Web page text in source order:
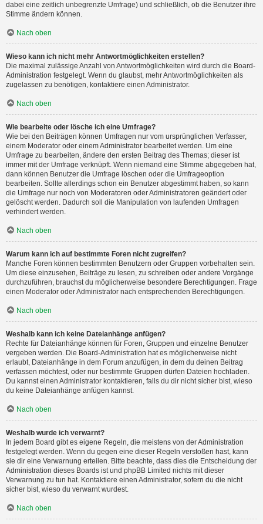
dabei eine zeitlich unbegrenzte Umfrage) und schließlich, ob die Benutzer ihre
Stimme ändern können.
Nach oben
Wieso kann ich nicht mehr Antwortmöglichkeiten erstellen?
Die maximal zulässige Anzahl von Antwortmöglichkeiten wird durch die Board-
Administration festgelegt. Wenn du glaubst, mehr Antwortmöglichkeiten als
zugelassen zu benötigen, kontaktiere einen Administrator.
Nach oben
Wie bearbeite oder lösche ich eine Umfrage?
Wie bei den Beiträgen können Umfragen nur vom ursprünglichen Verfasser,
einem Moderator oder einem Administrator bearbeitet werden. Um eine
Umfrage zu bearbeiten, ändere den ersten Beitrag des Themas; dieser ist
immer mit der Umfrage verknüpft. Wenn niemand eine Stimme abgegeben hat,
dann können Benutzer die Umfrage löschen oder die Umfrageoption
bearbeiten. Sollte allerdings schon ein Benutzer abgestimmt haben, so kann
die Umfrage nur noch von Moderatoren oder Administratoren geändert oder
gelöscht werden. Dadurch soll die Manipulation von laufenden Umfragen
verhindert werden.
Nach oben
Warum kann ich auf bestimmte Foren nicht zugreifen?
Manche Foren können bestimmten Benutzern oder Gruppen vorbehalten sein.
Um diese einzusehen, Beiträge zu lesen, zu schreiben oder andere Vorgänge
durchzuführen, brauchst du möglicherweise besondere Berechtigungen. Frage
einen Moderator oder Administrator nach entsprechenden Berechtigungen.
Nach oben
Weshalb kann ich keine Dateianhänge anfügen?
Rechte für Dateianhänge können für Foren, Gruppen und einzelne Benutzer
vergeben werden. Die Board-Administration hat es möglicherweise nicht
erlaubt, Dateianhänge in dem Forum anzufügen, in dem du deinen Beitrag
verfassen möchtest, oder nur bestimmte Gruppen dürfen Dateien hochladen.
Du kannst einen Administrator kontaktieren, falls du dir nicht sicher bist, wieso
du keine Dateianhänge anfügen kannst.
Nach oben
Weshalb wurde ich verwarnt?
In jedem Board gibt es eigene Regeln, die meistens von der Administration
festgelegt werden. Wenn du gegen eine dieser Regeln verstoßen hast, kann
sie dir eine Verwarnung erteilen. Bitte beachte, dass dies die Entscheidung der
Administration dieses Boards ist und phpBB Limited nichts mit dieser
Verwarnung zu tun hat. Kontaktiere einen Administrator, sofern du die nicht
sicher bist, wieso du verwarnt wurdest.
Nach oben